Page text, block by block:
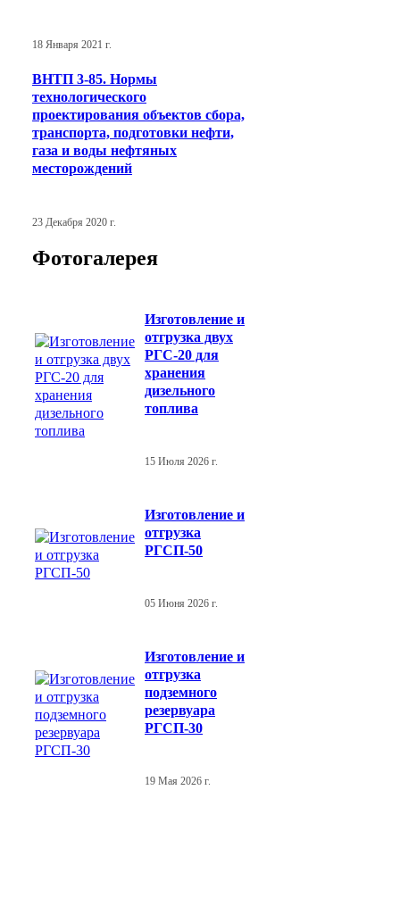
18 Января 2021 г.
ВНТП 3-85. Нормы
технологического
проектирования объектов сбора,
транспорта, подготовки нефти,
газа и воды нефтяных
месторождений
23 Декабря 2020 г.
Фотогалерея
Изготовление и
отгрузка двух
РГС-20 для
хранения
дизельного
топлива
15 Июля 2026 г.
Изготовление и
отгрузка
РГСП-50
05 Июня 2026 г.
Изготовление и
отгрузка
подземного
резервуара
РГСП-30
19 Мая 2026 г.